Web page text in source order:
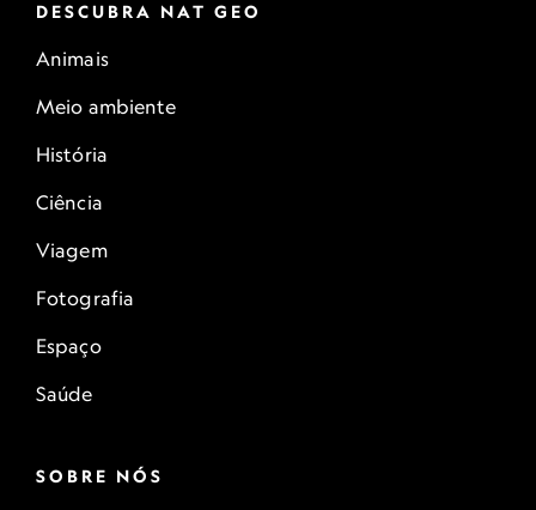
DESCUBRA NAT GEO
Animais
Meio ambiente
História
Ciência
Viagem
Fotografia
Espaço
Saúde
SOBRE NÓS